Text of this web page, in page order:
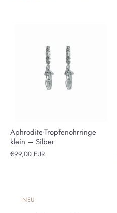
Aphrodite-Tropfenohrringe
klein – Silber
€99,00 EUR
NEU